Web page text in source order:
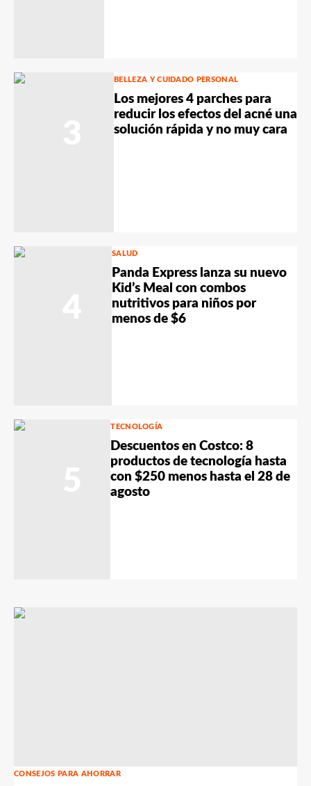
BELLEZA Y CUIDADO PERSONAL
Los mejores 4 parches para
reducir los efectos del acné una
solución rápida y no muy cara
SALUD
Panda Express lanza su nuevo
Kid’s Meal con combos
nutritivos para niños por
menos de $6
TECNOLOGÍA
Descuentos en Costco: 8
productos de tecnología hasta
con $250 menos hasta el 28 de
agosto
CONSEJOS PARA AHORRAR